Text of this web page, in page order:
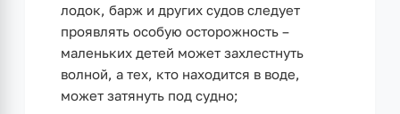
лодок, барж и других судов следует
проявлять особую осторожность –
маленьких детей может захлестнуть
волной, а тех, кто находится в воде,
может затянуть под судно;